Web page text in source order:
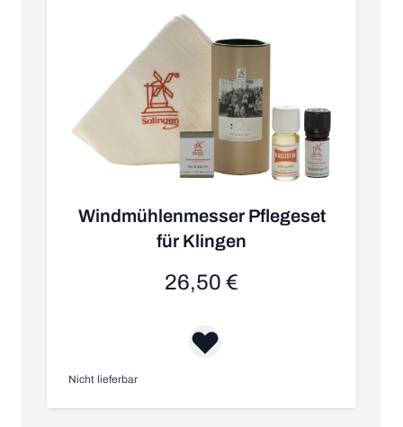
Windmühlenmesser Pflegeset
für Klingen
26,50 €
Nicht lieferbar